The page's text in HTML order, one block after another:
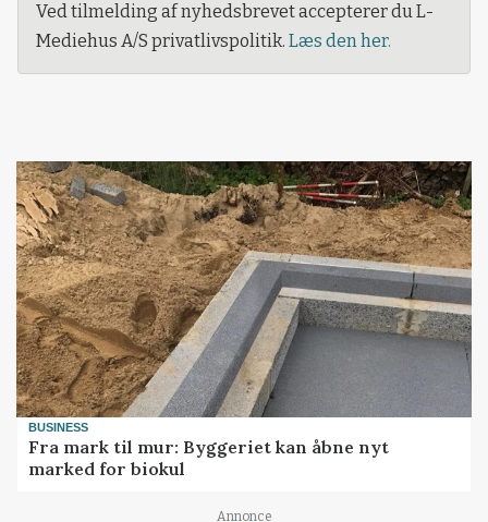
Ved tilmelding af nyhedsbrevet accepterer du L-
Mediehus A/S privatlivspolitik. Læs den her.
BUSINESS
Fra mark til mur: Byggeriet kan åbne nyt
marked for biokul
Annonce